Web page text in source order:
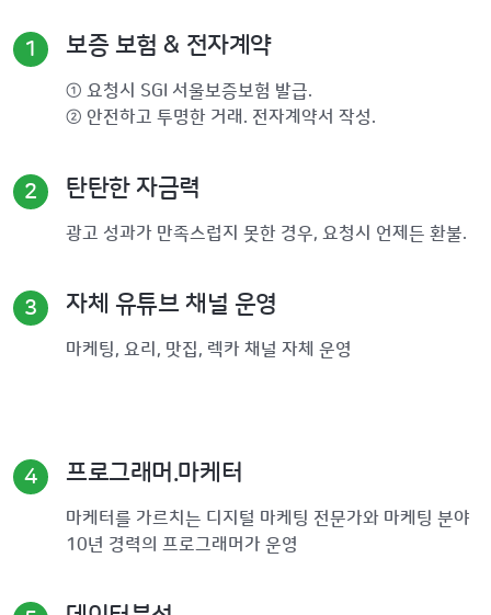
1 보증 보험 & 전자계약
① 요청시 SGI 서울보증보험 발급.
② 안전하고 투명한 거래. 전자계약서 작성.
2 탄탄한 자금력
광고 성과가 만족스럽지 못한 경우, 요청시 언제든 환불.
3 자체 유튜브 채널 운영
마케팅, 요리, 맛집, 렉카 채널 자체 운영
4 프로그래머.마케터
마케터를 가르치는 디지털 마케팅 전문가와 마케팅 분야
10년 경력의 프로그래머가 운영